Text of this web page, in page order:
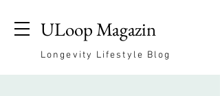
ULoop Magazin
Longevity Lifestyle Blog